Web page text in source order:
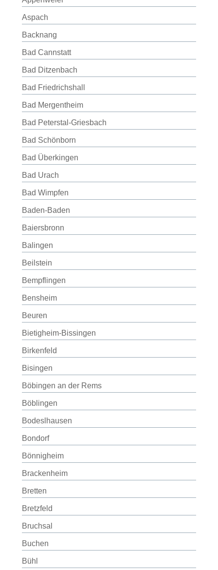
Aspach
Backnang
Bad Cannstatt
Bad Ditzenbach
Bad Friedrichshall
Bad Mergentheim
Bad Peterstal-Griesbach
Bad Schönborn
Bad Überkingen
Bad Urach
Bad Wimpfen
Baden-Baden
Baiersbronn
Balingen
Beilstein
Bempflingen
Bensheim
Beuren
Bietigheim-Bissingen
Birkenfeld
Bisingen
Böbingen an der Rems
Böblingen
Bodeslhausen
Bondorf
Bönnigheim
Brackenheim
Bretten
Bretzfeld
Bruchsal
Buchen
Bühl